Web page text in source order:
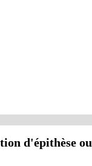
d'épithèse ou